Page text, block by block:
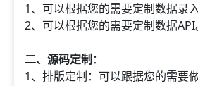
1、可以根据您的需要定制数据录
2、可以根据您的需要定制数据API
二、源码定制 ：
1、排版定制：可以跟据您的需要